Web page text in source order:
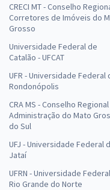
CRECI MT - Conselho
Corretores de Imóveis do
Grosso
Universidade Federal de
Catalão - UFCAT
UFR - Universidade Federal
Rondonópolis
CRA MS - Conselho
Administração do Mato
do Sul
UFJ - Universidade Federal
Jataí
UFRN - Universidade
Rio Grande do Norte